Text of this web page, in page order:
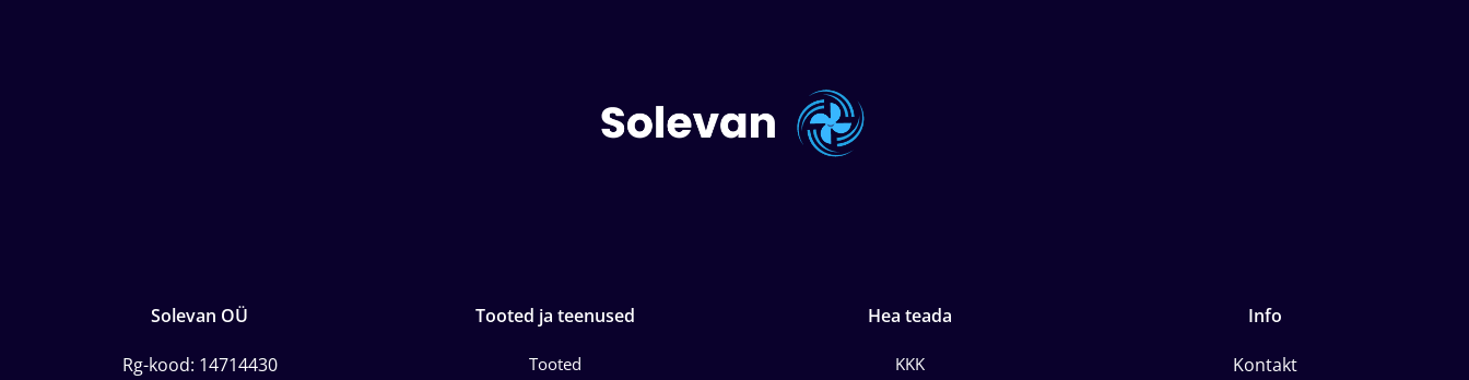
Solevan OÜ
Rg-kood: 14714430
Tooted ja teenused
Tooted
Hea teada
KKK
Info
Kontakt